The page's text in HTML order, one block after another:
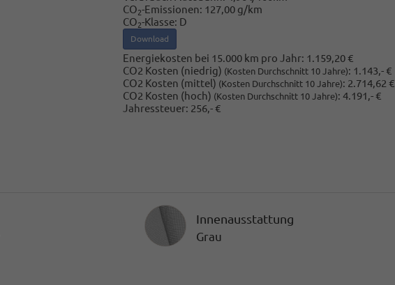
CO2-Emissionen: 127,00 g/km
CO2-Klasse: D
Download
Energiekosten bei 15.000 km pro Jahr: 1.159,20 €
CO2 Kosten (niedrig) (Kosten Durchschnitt 10 Jahre): 1.143,- €
CO2 Kosten (mittel) (Kosten Durchschnitt 10 Jahre): 2.714,62 €
CO2 Kosten (hoch) (Kosten Durchschnitt 10 Jahre): 4.191,- €
Jahressteuer: 256,- €
InnenausstattungInnenausstattung
Grau